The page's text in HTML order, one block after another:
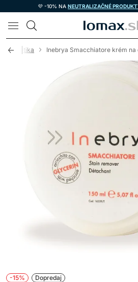
💜 -10% NA NEUTRALIZAČNÉ
LOMAX
kozmetika Inebrya Smacchiatore krém
-15% Dopredaj